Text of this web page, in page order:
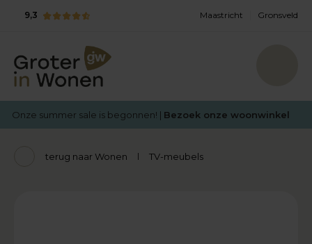
9,3 Maastricht Gronsveld
Onze summer sale is begonnen! | Bezoek onze woonwinkel
terug naar Wonen TV-meubels